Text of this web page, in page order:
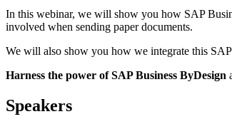
In this webinar, we will show you how SAP
involved when sending paper documents.
We will also show you how we integrate this
Harness the power of SAP Business ByDesign
Speakers